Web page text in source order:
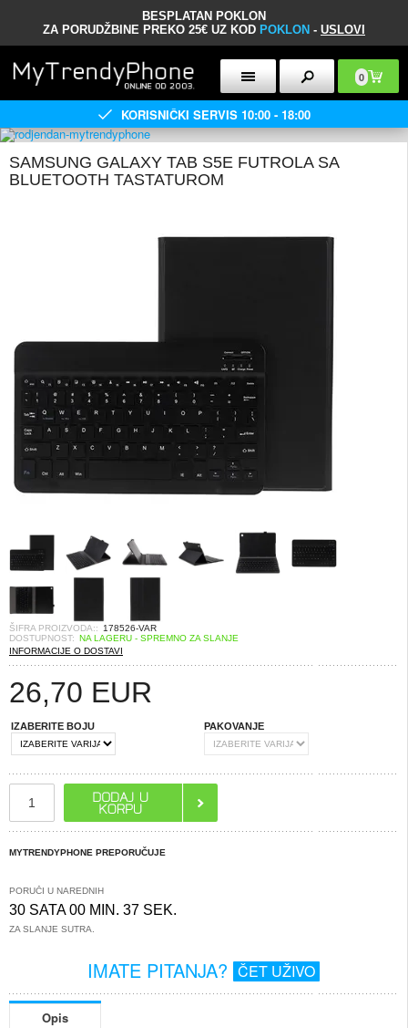
BESPLATAN POKLON
ZA PORUDŽBINE PREKO 25€ UZ KOD POKLON - USLOVI
0
KORISNIČKI SERVIS 10:00 - 18:00
SAMSUNG GALAXY TAB S5E FUTROLA SA
BLUETOOTH TASTATUROM
ŠIFRA PROIZVODA::
178526-VAR
DOSTUPNOST: NA LAGERU - SPREMNO ZA SLANJE
INFORMACIJE O DOSTAVI
26,70 EUR
IZABERITE BOJU PAKOVANJE
MYTRENDYPHONE PREPORUČUJE
PORUČI U NAREDNIH
30 SATA 00 MIN. 36 SEK.
ZA SLANJE SUTRA.
IMATE PITANJA? ČET UŽIVO
Opis